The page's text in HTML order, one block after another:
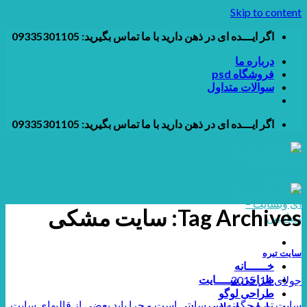
Skip to content
اگر ایـــده ای در ذهن دارید با ما تماس بگیرید: 09335301105
درباره ما
فروشگاه psd
سوالات متداول
اگر ایـــده ای در ذهن دارید با ما تماس بگیرید: 09335301105
خــــــانه
طراحی ســــایت
طراحی لوگو
Tag Archives: سایت مشکی
سایت تیره
جولای 14, 2015